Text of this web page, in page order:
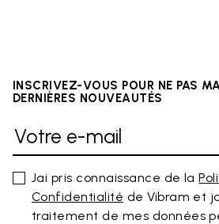
INSCRIVEZ-VOUS POUR NE PAS
DERNIÈRES NOUVEAUTÉS
Jai pris connaissance de la
Confidentialité de Vibram et
traitement de mes données